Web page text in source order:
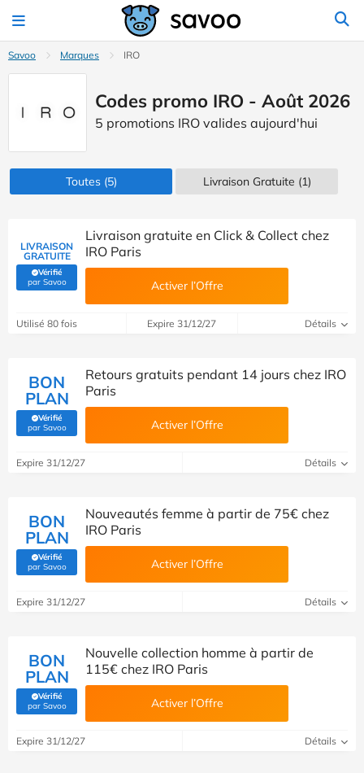
Savoo Marques IRO
Codes promo IRO - Août 2026
5 promotions IRO valides aujourd'hui
Toutes(5) Livraison Gratuite (1)
LIVRAISON
GRATUITE
Vérifié
par Savoo(Vérifié par Savoo)
Livraison gratuite en Click & Collect chez
IRO Paris
Activer l’Offre
Utilisé 80 fois Expire 31/12/27 Détails
BON
PLAN
Vérifié
par Savoo(Vérifié par Savoo)
Retours gratuits pendant 14 jours chez IRO
Paris
Activer l’Offre
Expire 31/12/27 Détails
BON
PLAN
Vérifié
par Savoo(Vérifié par Savoo)
Nouveautés femme à partir de 75€ chez
IRO Paris
Activer l’Offre
Expire 31/12/27 Détails
BON
PLAN
Vérifié
par Savoo(Vérifié par Savoo)
Nouvelle collection homme à partir de
115€ chez IRO Paris
Activer l’Offre
Expire 31/12/27 Détails